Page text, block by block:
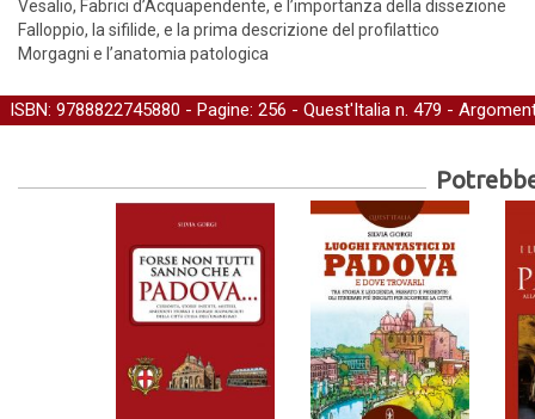
Vesalio, Fabrici d’Acquapendente, e l’importanza della dissezione
Falloppio, la sifilide, e la prima descrizione del profilattico
Morgagni e l’anatomia patologica
ISBN: 9788822745880 - Pagine: 256 - Quest'Italia n. 479 -